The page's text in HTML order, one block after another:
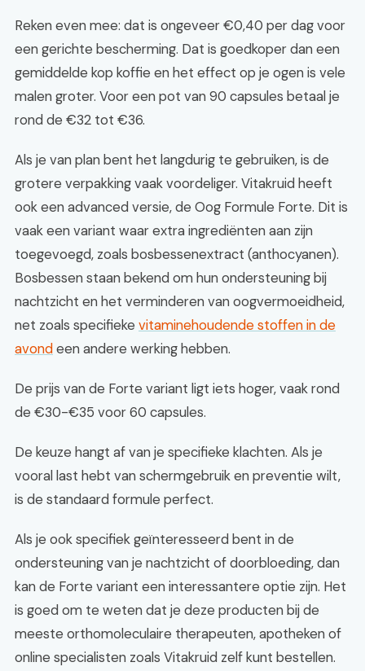
Reken even mee: dat is ongeveer €0,40 per dag voor
een gerichte bescherming. Dat is goedkoper dan een
gemiddelde kop koffie en het effect op je ogen is vele
malen groter. Voor een pot van 90 capsules betaal je
rond de €32 tot €36.
Als je van plan bent het langdurig te gebruiken, is de
grotere verpakking vaak voordeliger. Vitakruid heeft
ook een advanced versie, de Oog Formule Forte. Dit is
vaak een variant waar extra ingrediënten aan zijn
toegevoegd, zoals bosbessenextract (anthocyanen).
Bosbessen staan bekend om hun ondersteuning bij
nachtzicht en het verminderen van oogvermoeidheid,
net zoals specifieke vitaminehoudende stoffen in de
avondeen andere werking hebben.
De prijs van de Forte variant ligt iets hoger, vaak rond
de €30-€35 voor 60 capsules.
De keuze hangt af van je specifieke klachten. Als je
vooral last hebt van schermgebruik en preventie wilt,
is de standaard formule perfect.
Als je ook specifiek geïnteresseerd bent in de
ondersteuning van je nachtzicht of doorbloeding, dan
kan de Forte variant een interessantere optie zijn. Het
is goed om te weten dat je deze producten bij de
meeste orthomoleculaire therapeuten, apotheken of
online specialisten zoals Vitakruid zelf kunt bestellen.